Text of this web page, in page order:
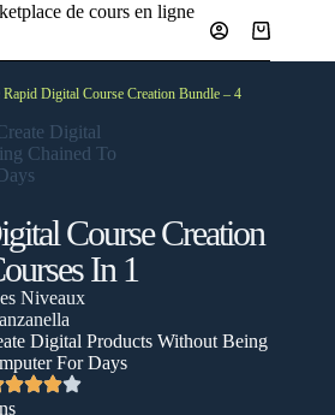
Digital Course Creation Bundle – 4
Course Creation
In 1
Niveaux
Digital Products Without Being
For Days